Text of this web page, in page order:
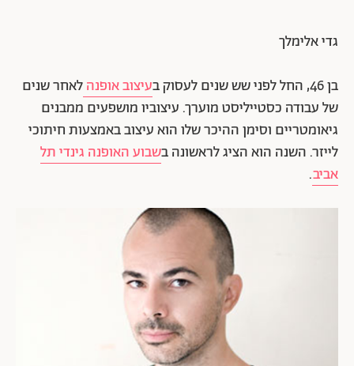
גדי אלימלך
בן 46, החל לפני שש שנים לעסוק ב עיצוב אופנהלאחר שנים
של עבודה כסטייליסט מוערך. עיצוביו מושפעים ממבנים
גיאומטריים וסימן ההיכר שלו הוא עיצוב באמצעות חיתוכי
לייזר. השנה הוא הציג לראשונה בשבוע האופנה גינדי תל
אביב.